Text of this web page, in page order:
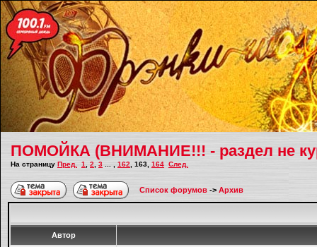
ПОМОЙКА (ВНИМАНИЕ!!! - раздел не
На страницу Пред. 1 2 3 162 163 164 След.
Список форумов -> Архив
Автор